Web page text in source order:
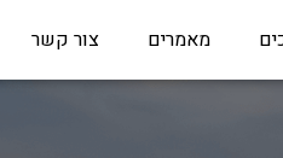
מאמרים צור קשר